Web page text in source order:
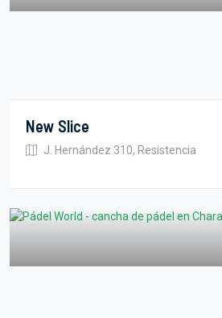
New Slice
J. Hernández 310, Resistencia